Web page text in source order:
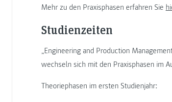
Mehr zu den Praxisphasen erfahren Sie
Studienzeiten
„Engineering and Production
wechseln sich mit den Praxisphasen im
Theoriephasen im ersten Studienjahr: